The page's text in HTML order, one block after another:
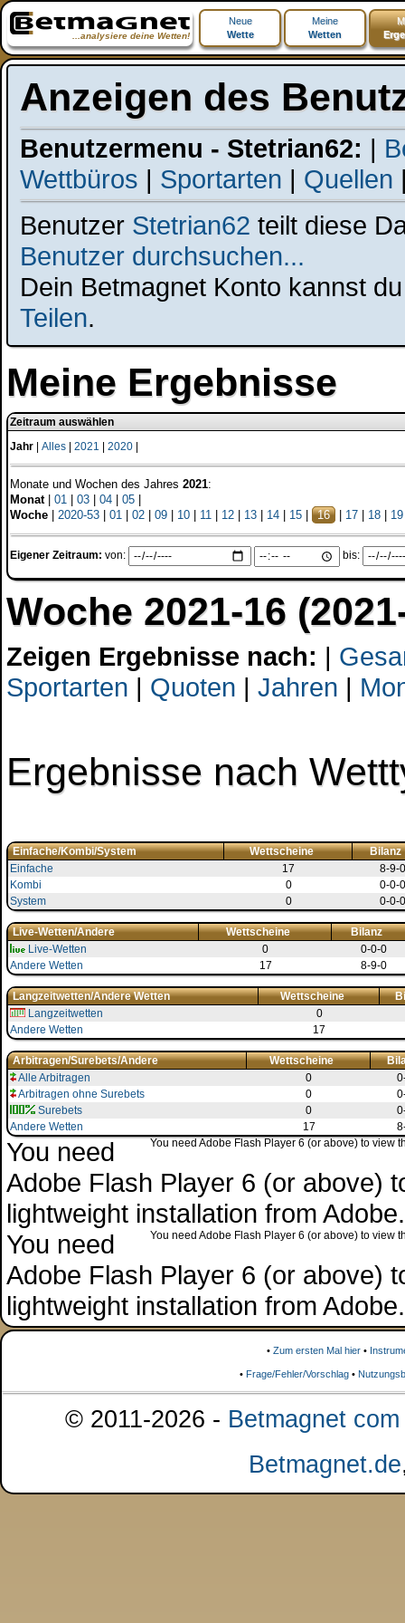
...analysiere deine Wetten!
Neue
Wette
Meine
Wetten
Anzeigen des
Benutzermenu - Stetrian62: |
Wettbüros | Sportarten | Quellen
Benutzer Stetrian62 teilt diese
Benutzer durchsuchen...
Dein Betmagnet Konto kannst
Teilen.
Meine Ergebnisse
Zeitraum auswählen
Jahr
Alles 2021 2020
Monate und Wochen des Jahres 2021:
Monat| 01 03 04 05
Woche
2020-53 01 02 09 10 11 12 13 14 15 16 17 18 19
Eigener Zeitraum: von: bis:
Woche 2021-16
Zeigen Ergebnisse nach: |
Sportarten | Quoten | Jahren |
Ergebnisse nach
Einfache/Kombi/System Wettscheine
Bilanz
Einfache
17
8-9-0
Kombi
0
0-0-0
System
0 0-0-0
Live-Wetten/Andere Wettscheine
Bilanz
Live-Wetten
0
0-0-0
Andere Wetten
17 8-9-0
Langzeitwetten/Andere Wetten Wettscheine
Langzeitwetten
0
Andere Wetten
17
Arbitragen/Surebets/Andere Wettscheine
Alle Arbitragen
0
Arbitragen ohne Surebets
0
Surebets
0
Andere Wetten
17
You need Adobe Flash Player 6 (or above) to view
You need
Adobe Flash Player 6 (or above)
lightweight installation from
You need Adobe Flash Player 6 (or above) to view
You need
Adobe Flash Player 6 (or above)
lightweight installation from
• Zum ersten Mal hier•
• Frage/Fehler/Vorschlag•
© 2011-2026 - Betmagnet
Betmagnet.de